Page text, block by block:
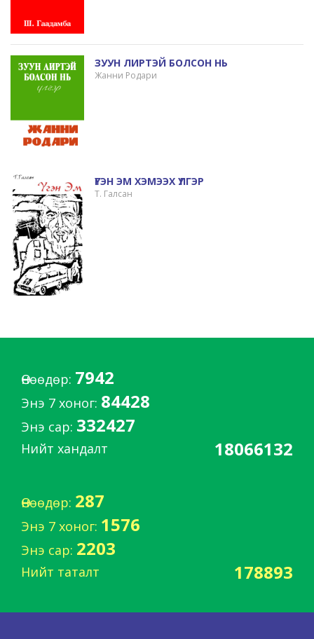
ЗУУН ЛИРТЭЙ БОЛСОН НЬ
Жанни Родари
ҮГЭН ЭМ ХЭМЭЭХ ҮЛГЭР
Т. Галсан
Өнөөдөр: 7942
Энэ 7 хоног: 84428
Энэ сар: 332427
Нийт хандалт 18066132
Өнөөдөр: 287
Энэ 7 хоног: 1576
Энэ сар: 2203
Нийт таталт 178893